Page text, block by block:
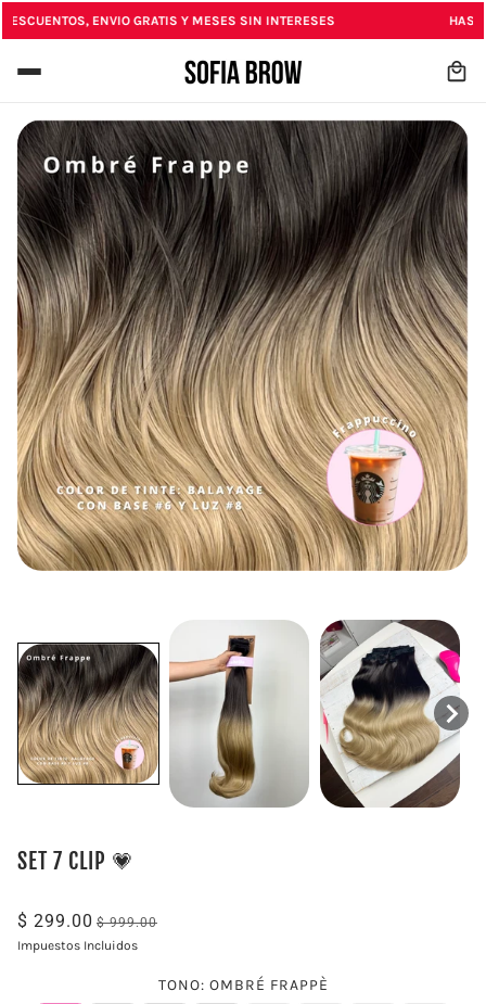
ENVIO GRATIS Y MESES SIN INTERESES HASTA
PRINCIPAL
SET 7 CLIP 💗
$ 299.00 $ 999.00
Impuestos Incluidos
TONO: OMBRÉ FRAPPÈ